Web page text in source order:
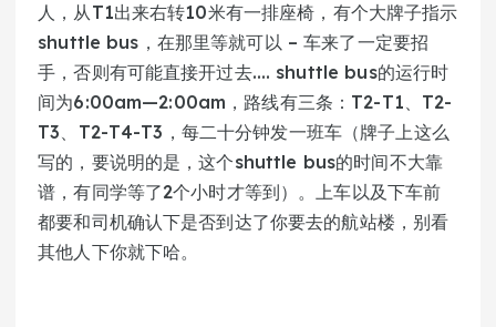
人，从T1出来右转10米有一排座椅，有个大牌子指示
shuttle bus，在那里等就可以 – 车来了一定要招
手，否则有可能直接开过去…. shuttle bus的运行时
间为6:00am—2:00am，路线有三条：T2-T1、T2-
T3、T2-T4-T3，每二十分钟发一班车（牌子上这么
写的，要说明的是，这个shuttle bus的时间不大靠
谱，有同学等了2个小时才等到）。上车以及下车前
都要和司机确认下是否到达了你要去的航站楼，别看
其他人下你就下哈。